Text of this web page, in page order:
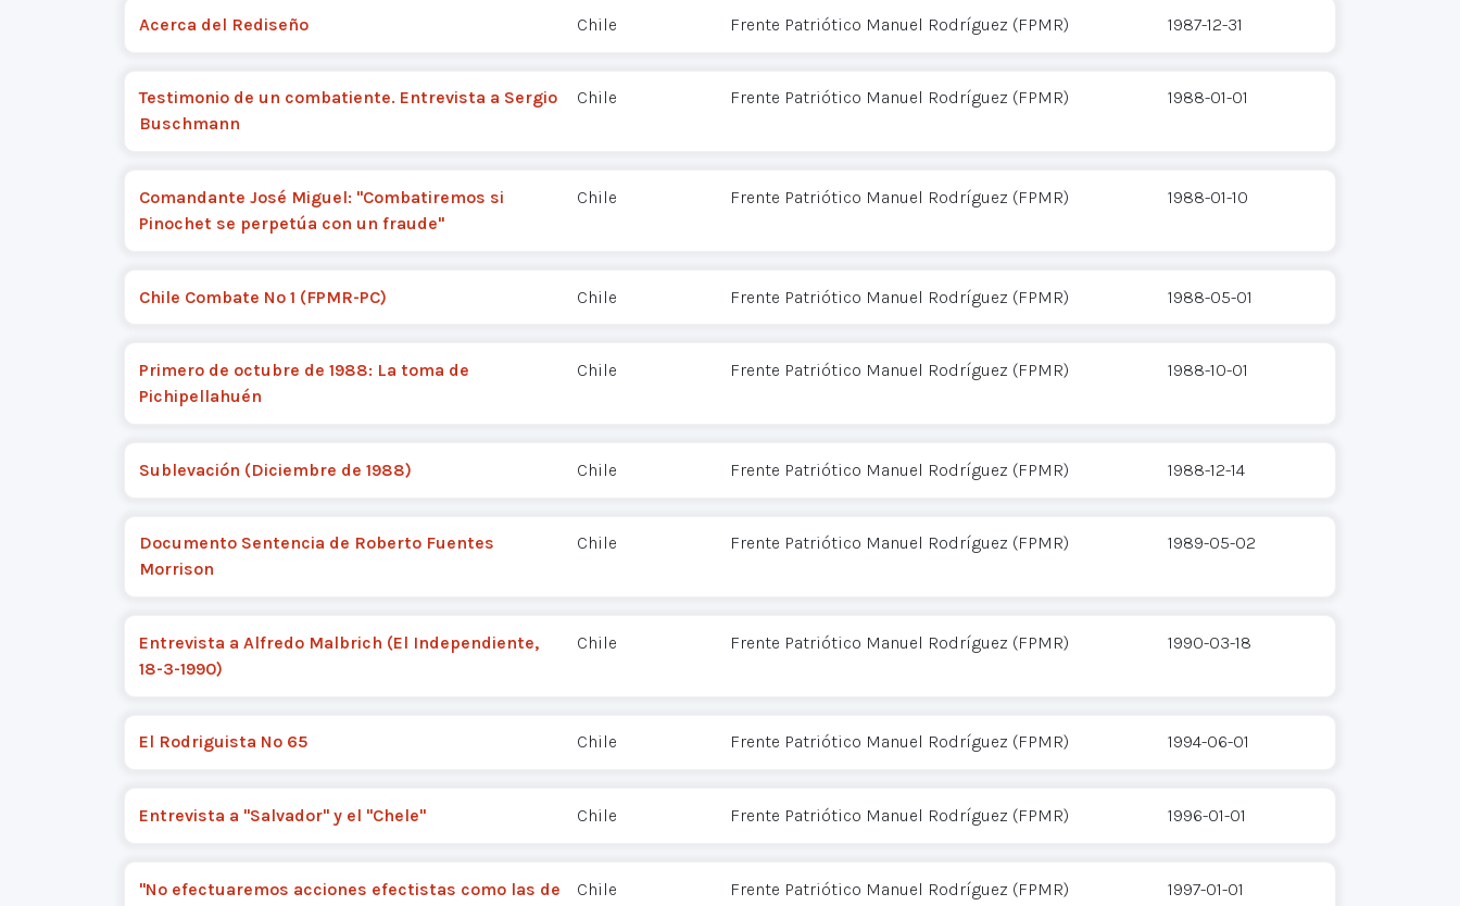
Acerca del Rediseño Chile Frente Patriótico Manuel Rodríguez (FPMR) 1987-12-31
Testimonio de un combatiente. Entrevista a Sergio
Buschmann
Chile Frente Patriótico Manuel Rodríguez (FPMR) 1988-01-01
Comandante José Miguel: "Combatiremos si
Pinochet se perpetúa con un fraude"
Chile Frente Patriótico Manuel Rodríguez (FPMR) 1988-01-10
Chile Combate Nº 1 (FPMR-PC) Chile Frente Patriótico Manuel Rodríguez (FPMR) 1988-05-01
Primero de octubre de 1988: La toma de
Pichipellahuén
Chile Frente Patriótico Manuel Rodríguez (FPMR) 1988-10-01
Sublevación (Diciembre de 1988) Chile Frente Patriótico Manuel Rodríguez (FPMR) 1988-12-14
Documento Sentencia de Roberto Fuentes
Morrison
Chile Frente Patriótico Manuel Rodríguez (FPMR) 1989-05-02
Entrevista a Alfredo Malbrich (El Independiente,
18-3-1990)
Chile Frente Patriótico Manuel Rodríguez (FPMR) 1990-03-18
El Rodriguista Nº 65 Chile Frente Patriótico Manuel Rodríguez (FPMR) 1994-06-01
Entrevista a "Salvador" y el "Chele" Chile Frente Patriótico Manuel Rodríguez (FPMR) 1996-01-01
"No efectuaremos acciones efectistas como las de
Chile Frente Patriótico Manuel Rodríguez (FPMR) 1997-01-01